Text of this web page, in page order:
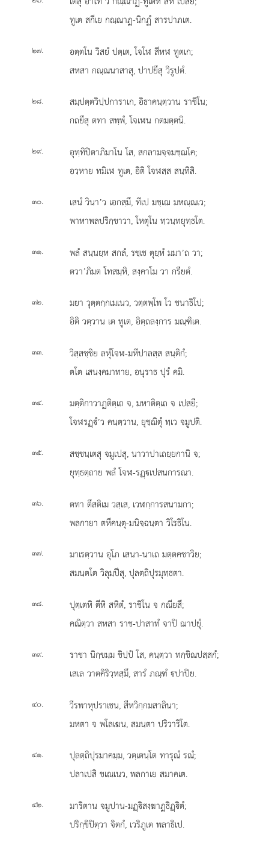
ทูเต สกีเย กณฺณาฏ-นิกฏํ สารปาภเต.
๒๗.
อตฺตโน วิสยํ ปตฺเต, โจโฬ สีหฬ ทูตเก;
สหสา กณฺณนาสาสุ, ปาปยึสุ วิรูปตํ.
๒๘.
สมฺปตฺตวิปฺปการาเก, อิธาคนฺตฺวาน ราชิโน;
กถยึสุ ตทา สพฺพํ, โจเฬน กตมตฺตนิ.
๒๙.
อุทฺทิปิตาภิมาโน โส, สกลามจฺจมชฺฌโค;
อวฺหาย ทมิเฬ ทูเต, อิติ โจฬสฺส สนฺทิสิ.
๓๐.
เสนํ วินา’ว เอกสฺมึ, ทีเป มชฺเฌ มหณฺณเว;
พาหาพลปริกฺขาวา, โหตุโน ทฺวนฺทยุทฺธโต.
๓๑.
พลํ สนฺนยฺห สกลํ, รชฺเช ตุยฺหํ มมา’ถ วา;
ตวา’ภิมต โทสมฺหิ, สงฺคาโม วา กรียตํ.
๓๒.
มยา วุตฺตกฺกเมเนว, วตฺตพฺโพ โว ชนาธิโป;
อิติ วตฺวาน เต ทูเต, อิตฺถลงฺการ มณฺฑิเต.
๓๓.
วิสฺสชฺชิย ลหุํโจฬ-มหีปาลสฺส สนฺติกํ;
ตโต เสนงฺคมาทาย, อนุราธ ปุรํ คมิ.
๓๔.
มตฺติกาวาฏติตฺเถ จ, มหาติตฺเถ จ เปสยี;
โจฬรฏฺํ’ว คนฺตฺวาน, ยุชฺฌิตุํ ทฺเว จมูปติ.
๓๕.
สชฺชนฺเตสุ จมูเปสุ, นาวาปาเถยฺยกานิ จ;
ยุทฺธตฺถาย พลํ โจฬ-รฏฺเปสนการณา.
๓๖.
ตทา ตึสติเม วสฺเส, เวฬกฺการสนามกา;
พลกายา ตหึคนฺตุ-มนิจฺฉนฺตา วิโรธิโน.
๓๗.
มาเรตฺวาน อุโภ เสนา-นาเถ มตฺตคชาวิย;
สมนฺตโต วิลุมฺปึสุ, ปุลตฺถิปุรมุทฺธตา.
๓๘. ปุตฺเตหิ ตีหิ สหิตํ, ราชิโน จ กณียสึ;
คณิตฺวา สหสา ราช-ปาสาทํ จาปิ ฌาปยุํ.
๓๙.
ราชา นิกฺขมฺม ขิปฺปํ โส, คนฺตฺวา ทกฺขิณปสฺสกํ;
เสเล วาตคิริวฺหสฺมึ, สารํ ภณฺฑํ ปาปิย.
๔๐.
วีรพาหุปราเชน, สีหวิกฺกมสาลินา;
มหตา จ พโลเฆน, สมนฺตา ปริวาริโต.
๔๑.
ปุลตฺถิปุรมาคมฺม, วตฺเตนฺโต ทารุณํ รณํ;
ปลาเปสิ ขเณเนว, พลกาเย สมาคเต.
๔๒.
มาริตาน จมูปาน-มฏฺิสงฺฆาฏธิฏฺิตํ;
ปริกฺขิปิตฺวา จิตกํ, เวริภูเต พลาธิเป.